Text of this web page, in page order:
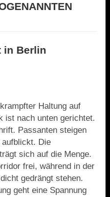
in Berlin
Haltung auf
ist nach unten gerichtet.
Passanten steigen
Die
sich auf die Menge.
frei, während in der
gedrängt stehen.
geht eine Spannung